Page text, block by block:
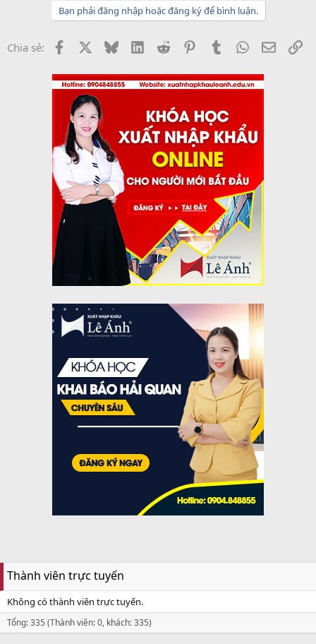
Bạn phải đăng nhập hoặc đăng ký để bình luận.
Chia sẻ: Facebook BlueskyLinkedInReddit PinterestTumblrWhatsApp
Email
Thành viên trực tuyến
Không có thành viên trực tuyến.
Tổng: 335 (Thành viên: 0, khách: 335)